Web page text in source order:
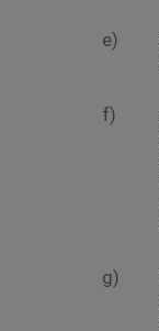
e)
f)
g)